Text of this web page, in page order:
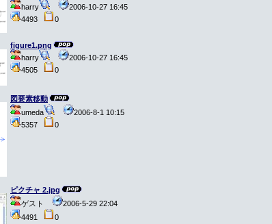
harry
2006-10-27 16:45
4493
0
figure1.png
harry
2006-10-27 16:45
4505
0
図要素移動
umeda
2006-8-1 10:15
5357
0
ピクチャ 2.jpg
ゲスト
2006-5-29 22:04
4491
0